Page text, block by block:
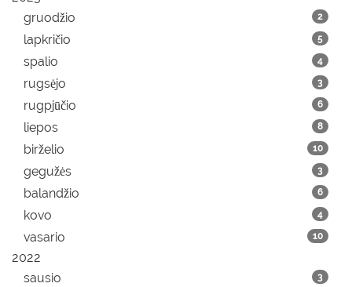
gruodžio
2
lapkričio 5
spalio 4
rugsėjo 3
rugpjūčio 6
liepos 8
birželio 10
gegužės 3
balandžio 6
kovo 4
vasario 10
2022
sausio
3